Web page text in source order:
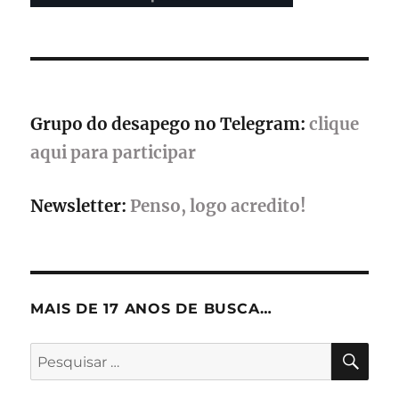
narrativa
da
Grupo do desapego no Telegram: clique
aqui para participar
Newsletter: Penso, logo acredito!
MAIS DE 17 ANOS DE BUSCA…
Pesquisar
por: